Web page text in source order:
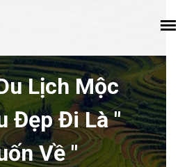
Lịch Mộc
Đẹp Đi Là "
Về "